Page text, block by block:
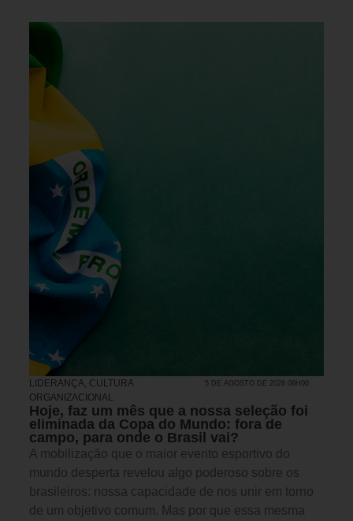
LIDERANÇA CULTURA
ORGANIZACIONAL
5 DE AGOSTO DE 2026 08H00
Hoje, faz um mês que a nossa seleção foi
eliminada da Copa do Mundo: fora de
campo, para onde o Brasil vai?
A mobilização que o maior evento esportivo do
mundo desperta revelou algo poderoso sobre os
brasileiros: nossa capacidade de nos unir em torno
de um objetivo comum. Mas por que essa mesma